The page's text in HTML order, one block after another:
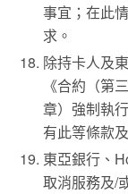
事宜；在此
求。
除持卡人及
《合約（第
章）強制執
有此等條款
東亞銀行、
取消服務及/